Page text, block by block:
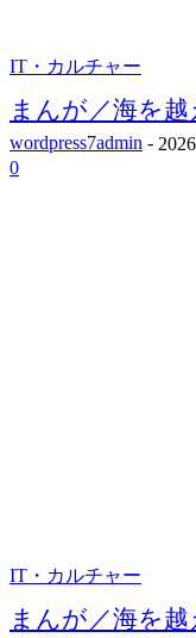
IT・カルチャー
まんが／海を
wordpress7admin -
0
IT・カルチャー
まんが／海を